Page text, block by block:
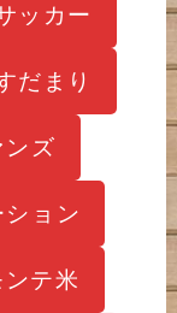
ッカー
だまり
ズ
ョン
ンテ米